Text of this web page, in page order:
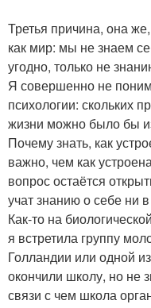
Третья причина, она
как мир: мы не знаем
угодно, только не
Я совершенно не
психологии: скольких
жизни можно было бы
Почему знать, как
важно, чем как
вопрос остаётся
учат знанию о себе ни
Как-то на
я встретила группу
Голландии или одной
окончили школу, но не
связи с чем школа